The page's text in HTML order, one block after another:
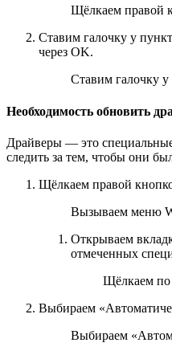
Щёлкаем правой
Ставим галочку у
через OK.
Ставим галочку
Необходимость обновить
Драйверы — это
следить за тем, чтобы они
Щёлкаем правой
Вызываем меню
Открываем
отмеченных
Щёлкаем по
Выбираем
Выбираем